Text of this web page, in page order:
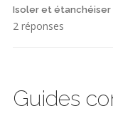
Isoler et
2 réponses
Guides